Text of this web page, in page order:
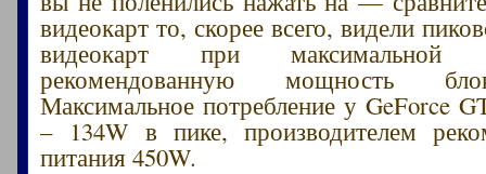
видеокарт то, скорее всего, видели
видеокарт при максимальной
рекомендованную мощность
Максимальное потребление у GeForce
– 134W в пике, производителем
питания 450W.